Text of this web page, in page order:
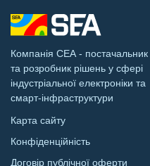
Компанія СЕА - постачальник
та розробник рішень у сфері
індустріальної електроніки та
смарт-інфраструктури
Карта сайту
Конфіденційність
Договір публічної оферти